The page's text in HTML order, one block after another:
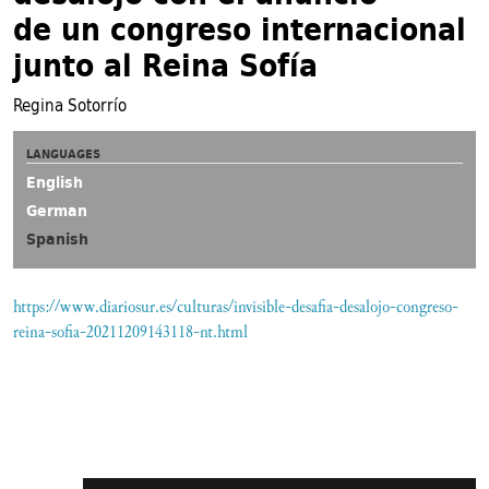
de un congreso internacional
junto al Reina Sofía
Regina Sotorrío
LANGUAGES
English
German
Spanish
https://www.diariosur.es/culturas/invisible-desafia-desalojo-congreso-
reina-sofia-20211209143118-nt.html